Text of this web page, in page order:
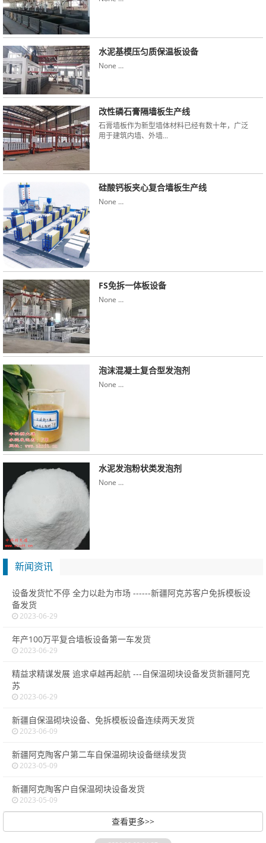
水泥基模压匀质保温板设备
None …
改性磷石膏隔墙板生产线
石膏墙板作为新型墙体材料已经有数十年，广泛
用于建筑内墙、外墙...
硅酸钙板夹心复合墙板生产线
None …
FS免拆一体板设备
None …
泡沫混凝土复合型发泡剂
None …
水泥发泡粉状类发泡剂
None …
新闻资讯
设备发货忙不停 全力以赴为市场 ------新疆阿克苏客户免拆模板设
备发货
2023-06-29
年产100万平复合墙板设备第一车发货
2023-06-29
精益求精谋发展 追求卓越再起航 ---自保温砌块设备发货新疆阿克
苏
2023-06-29
新疆自保温砌块设备、免拆模板设备连续两天发货
2023-06-09
新疆阿克陶客户第二车自保温砌块设备继续发货
2023-05-09
新疆阿克陶客户自保温砌块设备发货
2023-05-09
查看更多>>